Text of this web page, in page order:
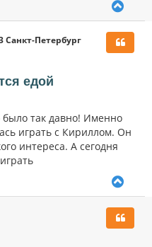
у
а
Санкт-Петербург
едой
было так давно! Именно
играть с Кириллом. Он
интереса. А сегодня
у